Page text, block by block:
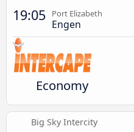
19:05 Port Elizabeth
Engen
Economy
Big Sky Intercity